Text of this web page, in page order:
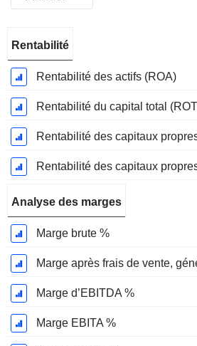
Fiscale:
Décembre
Rentabilité
Rentabilité des actifs (ROA)
Rentabilité du capital total
Rentabilité des capitaux
Rentabilité des capitaux
Analyse des marges
Marge brute %
Marge d’EBITDA %
Marge EBITA %